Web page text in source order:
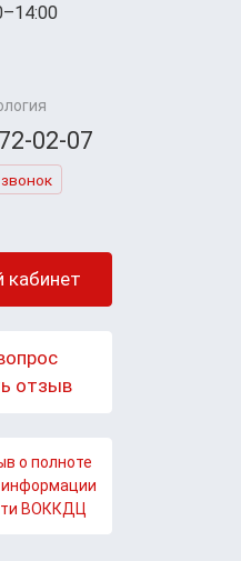
02-07
кабинет
отзыв
о полноте
информации
ВОККДЦ